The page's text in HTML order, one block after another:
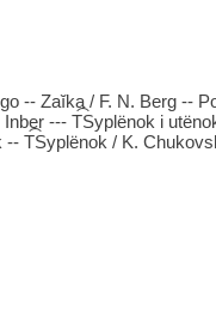
-- Zaĭka / F. N. Berg --
--- T︠S︡yplënok i
-- T︠S︡yplënok / K.